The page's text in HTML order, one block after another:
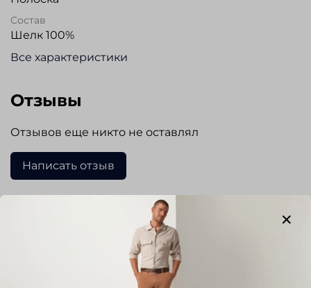
Состав
Шелк 100%
Все характеристики
Отзывы
Отзывов еще никто не оставлял
Написать отзыв